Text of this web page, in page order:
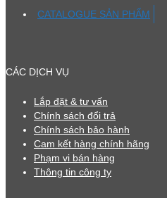
CATALOGUE SẢN PHẨM
CÁC DỊCH VỤ
Lắp đặt & tư vấn
Chính sách đổi trả
Chính sách bảo hành
Cam kết hàng chính hãng
Phạm vi bán hàng
Thông tin công ty